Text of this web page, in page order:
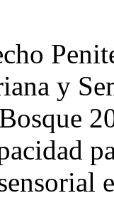
y